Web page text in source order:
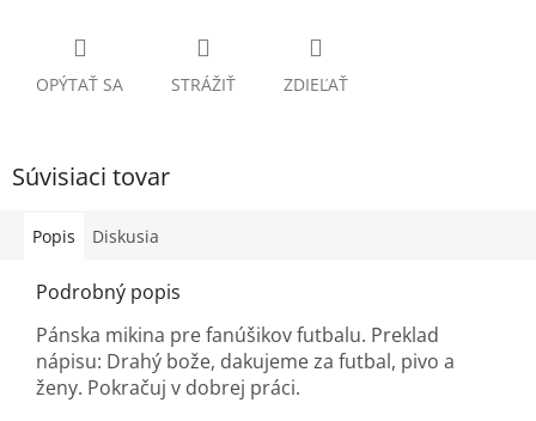
OPÝTAŤ SA STRÁŽIŤ ZDIEĽAŤ
Súvisiaci tovar
Popis Diskusia
Podrobný popis
Pánska mikina pre fanúšikov futbalu. Preklad
nápisu: Drahý bože, dakujeme za futbal, pivo a
ženy. Pokračuj v dobrej práci.